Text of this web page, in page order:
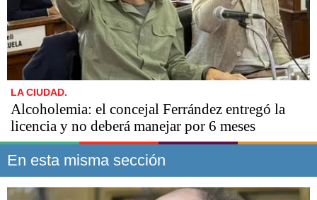
LA CIUDAD.
Alcoholemia: el concejal Ferrández entregó la
licencia y no deberá manejar por 6 meses
En esta misma sección